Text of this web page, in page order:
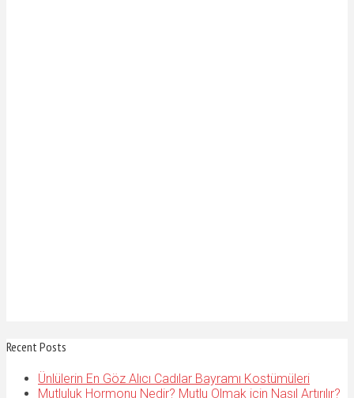
Recent Posts
Ünlülerin En Göz Alıcı Cadılar Bayramı Kostümüleri
Mutluluk Hormonu Nedir? Mutlu Olmak için Nasıl Artırılır?